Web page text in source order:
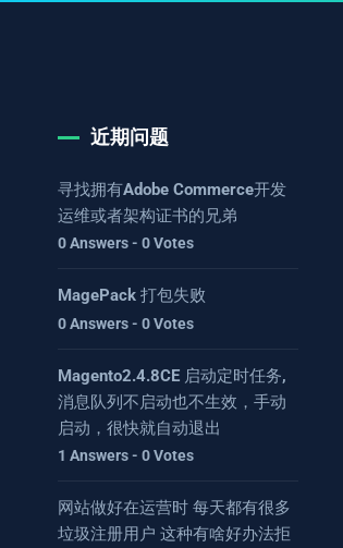
近期问题
寻找拥有Adobe Commerce开发
运维或者架构证书的兄弟
0 Answers - 0 Votes
MagePack 打包失败
0 Answers - 0 Votes
Magento2.4.8CE 启动定时任务,
消息队列不启动也不生效，手动
启动，很快就自动退出
1 Answers - 0 Votes
网站做好在运营时 每天都有很多
垃圾注册用户 这种有啥好办法拒